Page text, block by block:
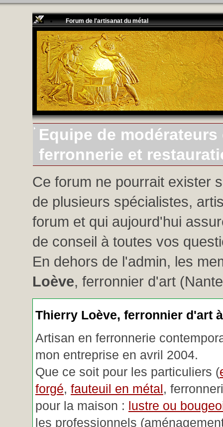
Forum de l'artisanat du métal
Equipe de
ferronnerie et
Ce forum ne pourrait exister
de plusieurs spécialistes,
forum et qui aujourd'hui
de conseil à toutes vos
En dehors de l'admin, les
Loève, ferronnier d'art
Thierry Loève, ferronnier d'art
Artisan en ferronnerie
mon entreprise en avril 2004.
Que ce soit pour les particuliers (
forgé, fauteuil en métal,
pour la maison : lustre ou
les professionnels